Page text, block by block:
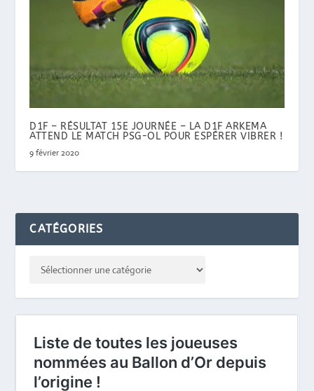
D1F – RÉSULTAT 15E JOURNÉE – LA D1F ARKEMA
ATTEND LE MATCH PSG-OL POUR ESPÉRER VIBRER !
9 février 2020
CATÉGORIES